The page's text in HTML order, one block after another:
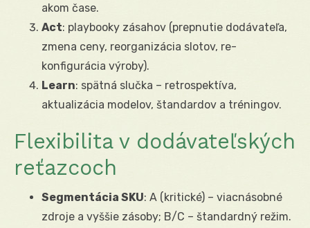
akom čase.
Act: playbooky zásahov (prepnutie dodávateľa,
zmena ceny, reorganizácia slotov, re-
konfigurácia výroby).
Learn: spätná slučka – retrospektíva,
aktualizácia modelov, štandardov a tréningov.
Flexibilita v dodávateľských
reťazcoch
Segmentácia SKU: A (kritické) – viacnásobné
zdroje a vyššie zásoby; B/C – štandardný režim.